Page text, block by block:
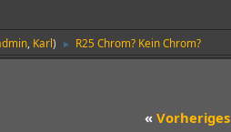
, Karl) ► R25 Chrom? Kein Chrom?
« Vorheriges